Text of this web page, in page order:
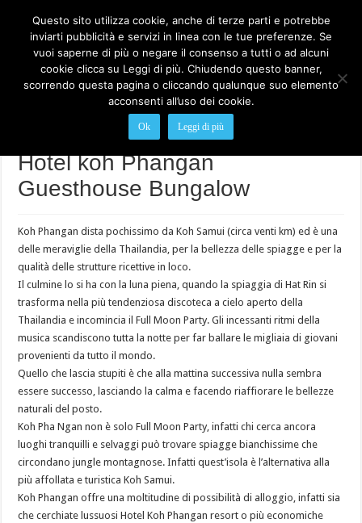
Hotel Thailandia Guesthouse Bungalow > Hotel koh Phangan
Hotel koh Phangan
Guesthouse Bungalow
Koh Phangan dista pochissimo da Koh Samui (circa venti km) ed è una
delle meraviglie della Thailandia, per la bellezza delle spiagge e per la
qualità delle strutture ricettive in loco.
Il culmine lo si ha con la luna piena, quando la spiaggia di Hat Rin si
trasforma nella più tendenziosa discoteca a cielo aperto della
Thailandia e incomincia il Full Moon Party. Gli incessanti ritmi della
musica scandiscono tutta la notte per far ballare le migliaia di giovani
provenienti da tutto il mondo.
Quello che lascia stupiti è che alla mattina successiva nulla sembra
essere successo, lasciando la calma e facendo riaffiorare le bellezze
naturali del posto.
Koh Pha Ngan non è solo Full Moon Party, infatti chi cerca ancora
luoghi tranquilli e selvaggi può trovare spiagge bianchissime che
circondano jungle montagnose. Infatti quest’isola è l’alternativa alla
più affollata e turistica Koh Samui.
Koh Phangan offre una moltitudine di possibilità di alloggio, infatti sia
che cerchiate lussuosi Hotel Koh Phangan resort o più economiche
Questo sito utilizza cookie, anche di terze parti e potrebbe
inviarti pubblicità e servizi in linea con le tue preferenze. Se
vuoi saperne di più o negare il consenso a tutti o ad alcuni
cookie clicca su Leggi di più. Chiudendo questo banner,
scorrendo questa pagina o cliccando qualunque suo elemento
acconsenti all’uso dei cookie.
Ok Leggi di più